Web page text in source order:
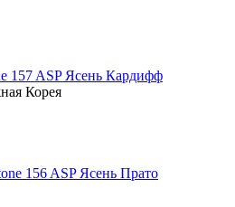
157 ASP Ясень Кардифф
Корея